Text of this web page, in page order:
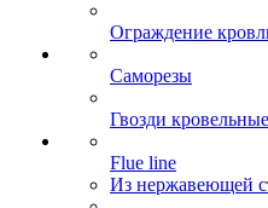
Ограждение
Саморезы
Гвозди кровельные
Flue line
Из нержавеющей